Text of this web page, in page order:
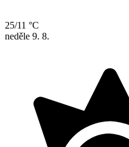
25/11 °C
neděle 9. 8.